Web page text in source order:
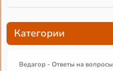
Категории
Ведагор - Ответы на вопросы